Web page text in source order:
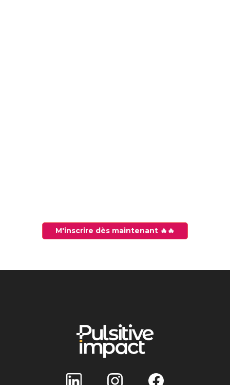
M'inscrire dès maintenant 🔥🔥